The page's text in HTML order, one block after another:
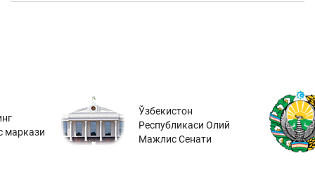
маркази
Ўзбекистон
Республикаси Олий
Мажлис Сенати